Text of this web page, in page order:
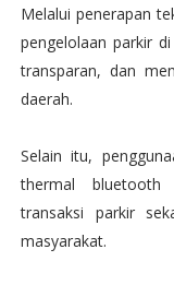
Melalui penerapan
pengelolaan parkir
transparan, dan
daerah.
Selain itu,
thermal bluetooth
transaksi parkir
masyarakat.